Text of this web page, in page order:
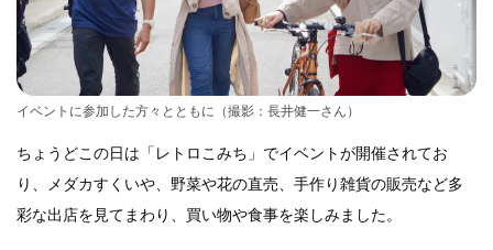
イベントに参加した方々とともに（撮影：長井健一さん）
ちょうどこの日は「レトロこみち」でイベントが開催されてお
り、メダカすくいや、野菜や花の直売、手作り雑貨の販売など多
彩な出店を見てまわり、買い物や食事を楽しみました。